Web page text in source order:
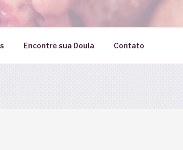
Encontre sua Doula Contato